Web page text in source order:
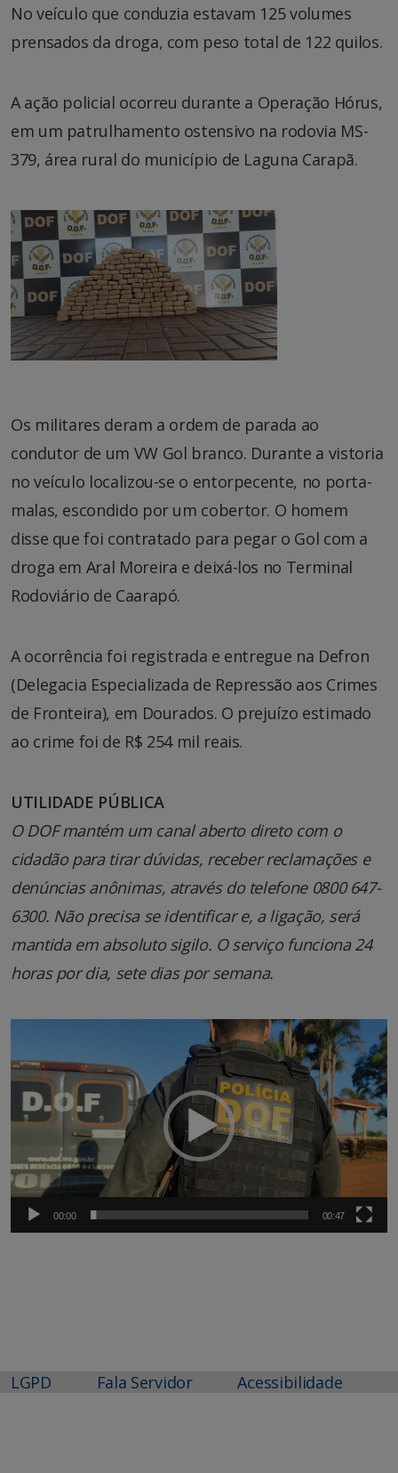
No veículo que conduzia estavam 125 volumes
prensados da droga, com peso total de 122 quilos.
A ação policial ocorreu durante a Operação Hórus,
em um patrulhamento ostensivo na rodovia MS-
379, área rural do município de Laguna Carapã.
Os militares deram a ordem de parada ao
condutor de um VW Gol branco. Durante a vistoria
no veículo localizou-se o entorpecente, no porta-
malas, escondido por um cobertor. O homem
disse que foi contratado para pegar o Gol com a
droga em Aral Moreira e deixá-los no Terminal
Rodoviário de Caarapó.
A ocorrência foi registrada e entregue na Defron
(Delegacia Especializada de Repressão aos Crimes
de Fronteira), em Dourados. O prejuízo estimado
ao crime foi de R$ 254 mil reais.
UTILIDADE PÚBLICA
O DOF mantém um canal aberto direto com o
cidadão para tirar dúvidas, receber reclamações e
denúncias anônimas, através do telefone 0800 647-
6300. Não precisa se identificar e, a ligação, será
mantida em absoluto sigilo. O serviço funciona 24
horas por dia, sete dias por semana.
vídeo
00:00 00:47
LGPD Fala Servidor Acessibilidade